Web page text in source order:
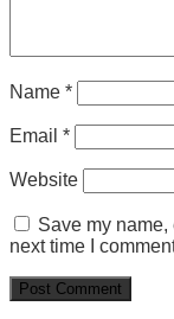
Name *
Email *
Website
Save my
next time I